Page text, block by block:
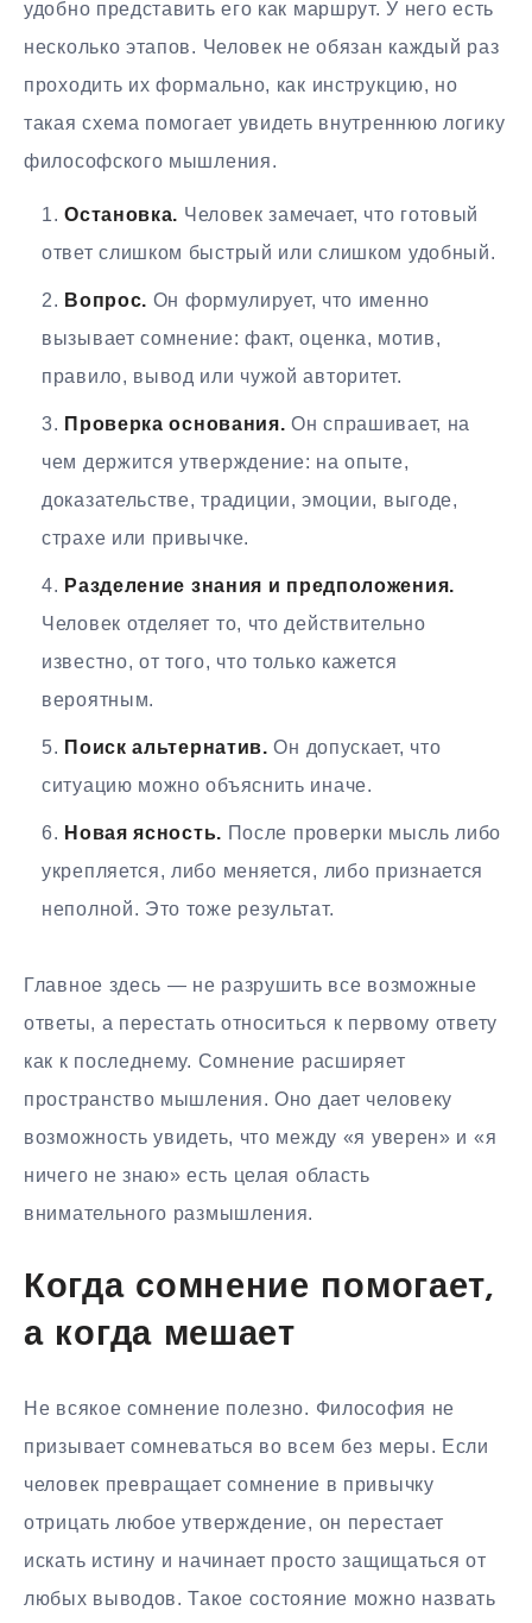
удобно представить его как маршрут. У него есть
несколько этапов. Человек не обязан каждый раз
проходить их формально, как инструкцию, но
такая схема помогает увидеть внутреннюю логику
философского мышления.
Остановка. Человек замечает, что готовый
ответ слишком быстрый или слишком удобный.
Вопрос. Он формулирует, что именно
вызывает сомнение: факт, оценка, мотив,
правило, вывод или чужой авторитет.
Проверка основания. Он спрашивает, на
чем держится утверждение: на опыте,
доказательстве, традиции, эмоции, выгоде,
страхе или привычке.
Разделение знания и предположения.
Человек отделяет то, что действительно
известно, от того, что только кажется
вероятным.
Поиск альтернатив. Он допускает, что
ситуацию можно объяснить иначе.
Новая ясность. После проверки мысль либо
укрепляется, либо меняется, либо признается
неполной. Это тоже результат.
Главное здесь — не разрушить все возможные
ответы, а перестать относиться к первому ответу
как к последнему. Сомнение расширяет
пространство мышления. Оно дает человеку
возможность увидеть, что между «я уверен» и «я
ничего не знаю» есть целая область
внимательного размышления.
Когда сомнение помогает,
а когда мешает
Не всякое сомнение полезно. Философия не
призывает сомневаться во всем без меры. Если
человек превращает сомнение в привычку
отрицать любое утверждение, он перестает
искать истину и начинает просто защищаться от
любых выводов. Такое состояние можно назвать